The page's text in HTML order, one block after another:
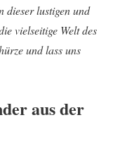
dieser lustigen und
vielseitige Welt des
und lass uns
aus der